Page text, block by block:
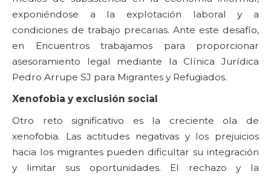
exponiéndose a la explotación laboral y a
condiciones de trabajo precarias. Ante este desafío,
en Encuentros trabajamos para proporcionar
asesoramiento legal mediante la Clínica Jurídica
Pedro Arrupe SJ para Migrantes y Refugiados.
Xenofobia y exclusión social
Otro reto significativo es la creciente ola de
xenofobia. Las actitudes negativas y los prejuicios
hacia los migrantes pueden dificultar su integración
y limitar sus oportunidades. El rechazo y la